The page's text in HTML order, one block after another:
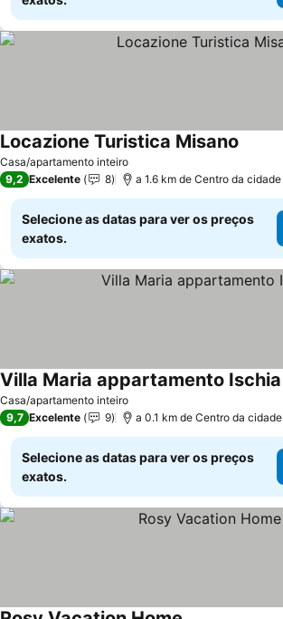
Casa/apartamento inteiro
Locazione Turistica Misano
9,2 Excelente 8 a 1.6 km de Centro da cidade
Selecione as datas para ver os preços
exatos.
Casa/apartamento inteiro
Villa Maria appartamento Ischia
9,7 Excelente 9 a 0.1 km de Centro da cidade
Selecione as datas para ver os preços
exatos.